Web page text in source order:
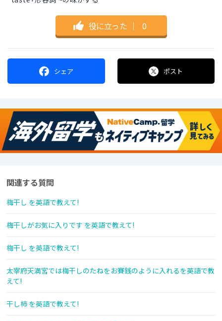
役に立った ｜ 0
シェア ポスト
関連する質問
梅干し を英語で教えて!
梅干しがお気に入りです を英語で教えて!
梅干し を英語で教えて!
太宰府天満宮では梅干しのたねをお賽銭のように入れるを英語で教
えて!
干し柿 を英語で教えて!